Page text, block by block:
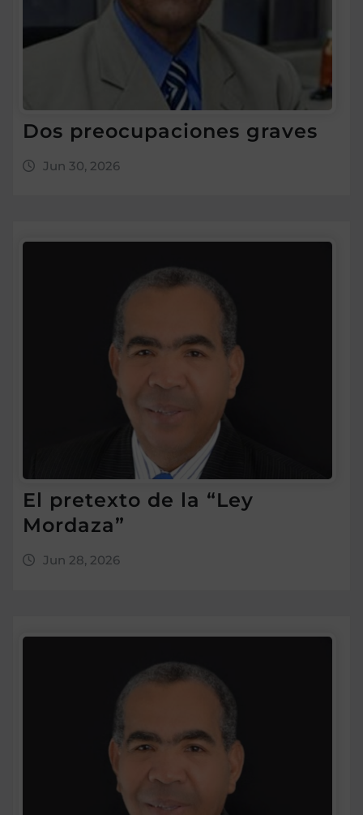
Dos preocupaciones graves
Jun 30, 2026
El pretexto de la “Ley
Mordaza”
Jun 28, 2026